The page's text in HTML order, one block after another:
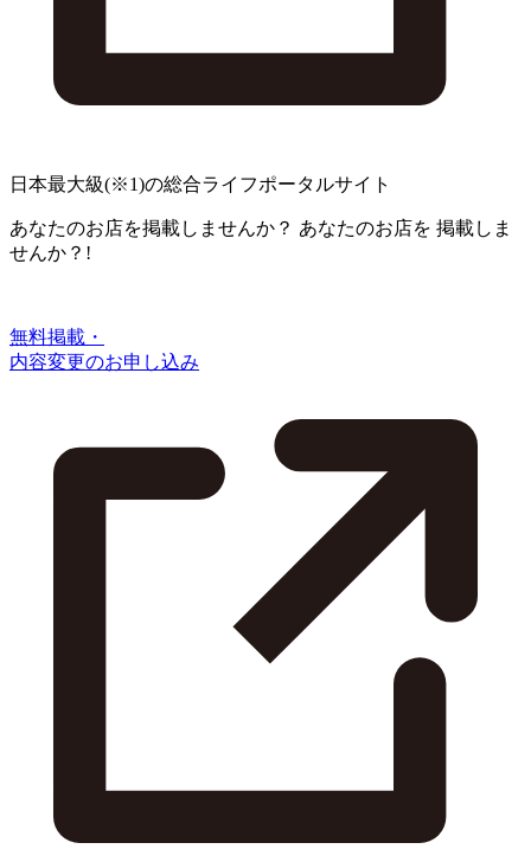
日本最大級(※1)の総合ライフポータルサイト
あなたのお店を掲載しませんか？ あなたのお店を 掲載しま
せんか？!
無料掲載・
内容変更のお申し込み